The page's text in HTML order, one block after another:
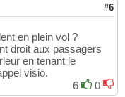
#6
en plein vol ?
droit aux passagers
en tenant le
visio.
6
0